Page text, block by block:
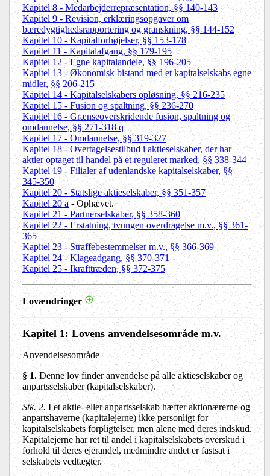
Kapitel 8 - Medarbejderrepræsentation, §§ 140-143
Kapitel 9 - Revision, erklæringsopgaver om
bæredygtighedsrapportering og granskning, §§ 144-152
Kapitel 10 - Kapitalforhøjelser, §§ 153-178
Kapitel 11 - Kapitalafgang, §§ 179-195
Kapitel 12 - Egne kapitalandele, §§ 196-205
Kapitel 13 - Økonomisk bistand med et kapitalselskabs egne
midler, §§ 206-215
Kapitel 14 - Kapitalselskabers opløsning, §§ 216-235
Kapitel 15 - Fusion og spaltning, §§ 236-270
Kapitel 16 - Grænseoverskridende fusion, spaltning og
omdannelse, §§ 271-318 q
Kapitel 17 - Omdannelse, §§ 319-327
Kapitel 18 - Overtagelsestilbud i aktieselskaber, der har
aktier optaget til handel på et reguleret marked, §§ 338-344
Kapitel 19 - Filialer af udenlandske kapitalselskaber, §§
345-350
Kapitel 20 - Statslige aktieselskaber, §§ 351-357
Kapitel 20 a- Ophævet.
Kapitel 21 - Partnerselskaber, §§ 358-360
Kapitel 22 - Erstatning, tvungen overdragelse m.v., §§ 361-
365
Kapitel 23 - Straffebestemmelser m.v., §§ 366-369
Kapitel 24 - Klageadgang, §§ 370-371
Kapitel 25 - Ikrafttræden, §§ 372-375
Lovændringer
Kapitel 1: Lovens anvendelsesområde m.v.
Anvendelsesområde
§ 1.Denne lov finder anvendelse på alle aktieselskaber og
anpartsselskaber (kapitalselskaber).
Stk. 2. I et aktie- eller anpartsselskab hæfter aktionærerne og
anpartshaverne (kapitalejerne) ikke personligt for
kapitalselskabets forpligtelser, men alene med deres indskud.
Kapitalejerne har ret til andel i kapitalselskabets overskud i
forhold til deres ejerandel, medmindre andet er fastsat i
selskabets vedtægter.